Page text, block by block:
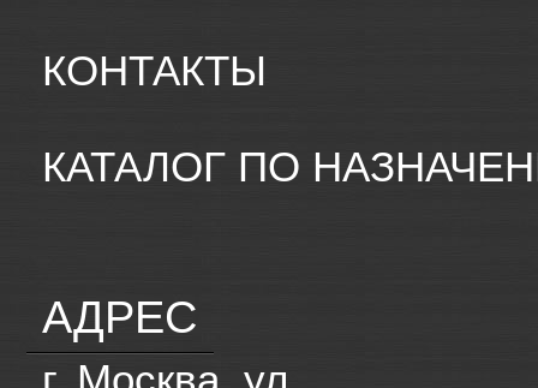
КОНТАКТЫ
КАТАЛОГ ПО
АДРЕС